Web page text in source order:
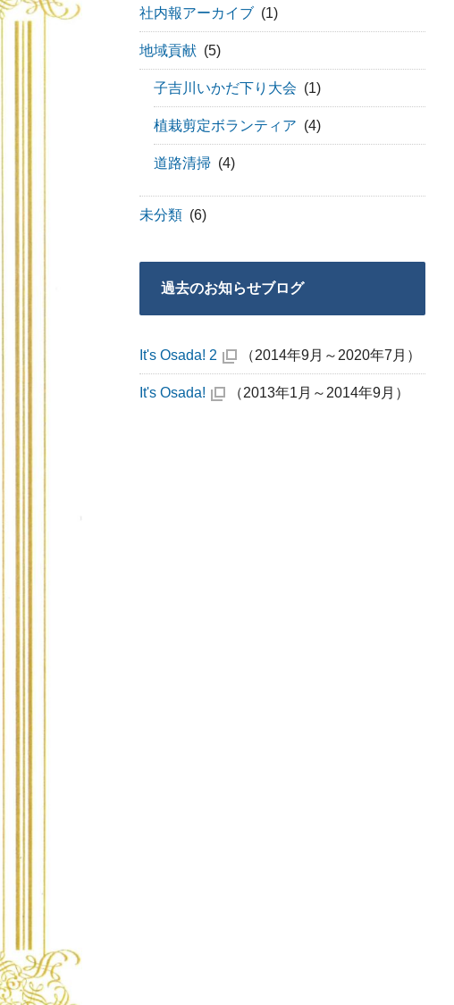
社内報アーカイブ (1)
地域貢献 (5)
子吉川いかだ下り大会 (1)
植栽剪定ボランティア (4)
道路清掃 (4)
未分類 (6)
過去のお知らせブログ
It's Osada! 2 （2014年9月～2020年7月）
It's Osada! （2013年1月～2014年9月）